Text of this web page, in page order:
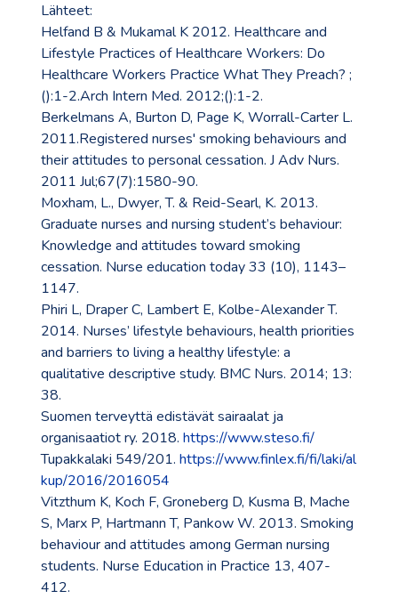
Lähteet:
Helfand B & Mukamal K 2012. Healthcare and
Lifestyle Practices of Healthcare Workers: Do
Healthcare Workers Practice What They Preach? ;
():1-2.Arch Intern Med. 2012;():1-2.
Berkelmans A, Burton D, Page K, Worrall-Carter L.
2011.Registered nurses' smoking behaviours and
their attitudes to personal cessation. J Adv Nurs.
2011 Jul;67(7):1580-90.
Moxham, L., Dwyer, T. & Reid-Searl, K. 2013.
Graduate nurses and nursing student’s behaviour:
Knowledge and attitudes toward smoking
cessation. Nurse education today 33 (10), 1143–
1147.
Phiri L, Draper C, Lambert E, Kolbe-Alexander T.
2014. Nurses’ lifestyle behaviours, health priorities
and barriers to living a healthy lifestyle: a
qualitative descriptive study. BMC Nurs. 2014; 13:
38.
Suomen terveyttä edistävät sairaalat ja
organisaatiot ry. 2018. https://www.steso.fi/
Tupakkalaki 549/201. https://www.finlex.fi/fi/laki/al
kup/2016/2016054
Vitzthum K, Koch F, Groneberg D, Kusma B, Mache
S, Marx P, Hartmann T, Pankow W. 2013. Smoking
behaviour and attitudes among German nursing
students. Nurse Education in Practice 13, 407-
412.